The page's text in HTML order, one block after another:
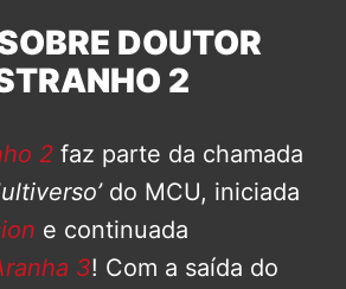
DOUTOR
2
2 faz parte da chamada
do MCU, iniciada
e continuada
3! Com a saída do